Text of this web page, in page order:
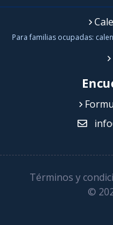
Para familias ocupadas:
Términos y
©